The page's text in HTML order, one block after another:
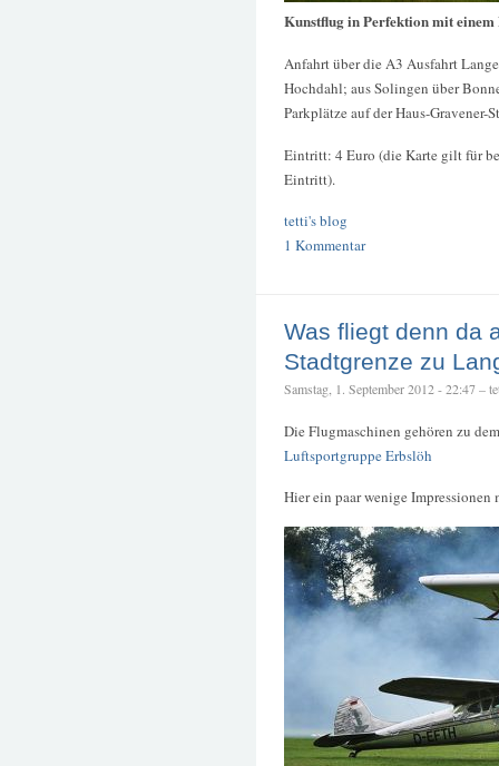
Kunstflug in Perfektion mit
Anfahrt über die A3 Ausfahrt
Hochdahl; aus Solingen über
Parkplätze auf der Haus-
Eintritt: 4 Euro (die Karte gilt für
Eintritt).
tetti's blog
1 Kommentar
Was fliegt denn da
Stadtgrenze zu
Samstag, 1. September 2012 - 22:47 –
Die Flugmaschinen gehören zu
Luftsportgruppe Erbslöh
Hier ein paar wenige Impressionen